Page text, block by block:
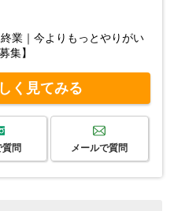
業｜今よりもっとやりがい
集】
く見てみる
質問 メールで質問